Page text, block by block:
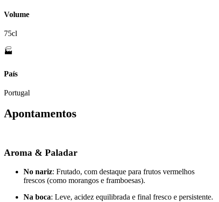
Volume
75cl
🏭
País
Portugal
Apontamentos
Aroma & Paladar
No nariz: Frutado, com destaque para frutos vermelhos
frescos (como morangos e framboesas).
Na boca: Leve, acidez equilibrada e final fresco e persistente.